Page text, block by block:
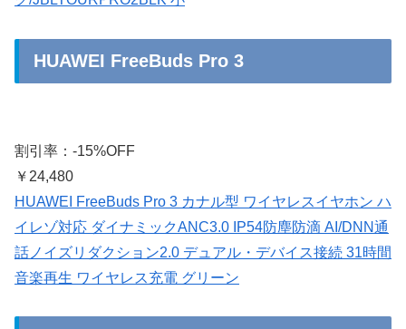
HUAWEI FreeBuds Pro 3
割引率：-15%OFF
￥24,480
HUAWEI FreeBuds Pro 3 カナル型 ワイヤレスイヤホン ハ
イレゾ対応 ダイナミックANC3.0 IP54防塵防滴 AI/DNN通
話ノイズリダクション2.0 デュアル・デバイス接続 31時間
音楽再生 ワイヤレス充電 グリーン